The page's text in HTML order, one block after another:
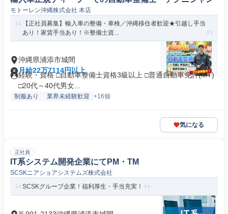
モトーレン沖縄株式会社 本店
【正社員募集】輸入車の整備・車検／沖縄移住者歓迎★引越し手当
あり！家賃手当あり！※整備士資...
沖縄県浦添市城間
月給22万7114円以上
経験・資格 □自動車整備士資格3級以上 □普通自動車免許(MT)
□20代～40代男女...
制服あり 業界未経験歓迎 +16個
気になる
正社員
IT系システム開発企業にてPM・TM
SCSKニアショアシステムズ株式会社
SCSKグループ企業！福利厚生・手当充実！